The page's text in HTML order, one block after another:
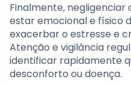
Finalmente,
estar emocional e físico
exacerbar o estresse e
Atenção e vigilância
identificar rapidamente
desconforto ou doença.